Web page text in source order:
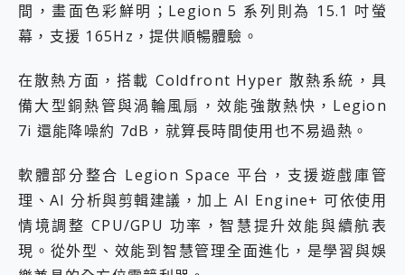
間，畫面色彩鮮明；Legion 5 系列則為 15.1 吋螢
幕，支援 165Hz，提供順暢體驗。
在散熱方面，搭載 Coldfront Hyper 散熱系統，具
備大型銅熱管與渦輪風扇，效能強散熱快，Legion
7i 還能降噪約 7dB，就算長時間使用也不易過熱。
軟體部分整合 Legion Space 平台，支援遊戲庫管
理、AI 分析與剪輯建議，加上 AI Engine+ 可依使用
情境調整 CPU/GPU 功率，智慧提升效能與續航表
現。從外型、效能到智慧管理全面進化，是學習與娛